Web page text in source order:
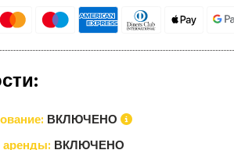
ВКЛЮЧЕНО
аренды: ВКЛЮЧЕНО